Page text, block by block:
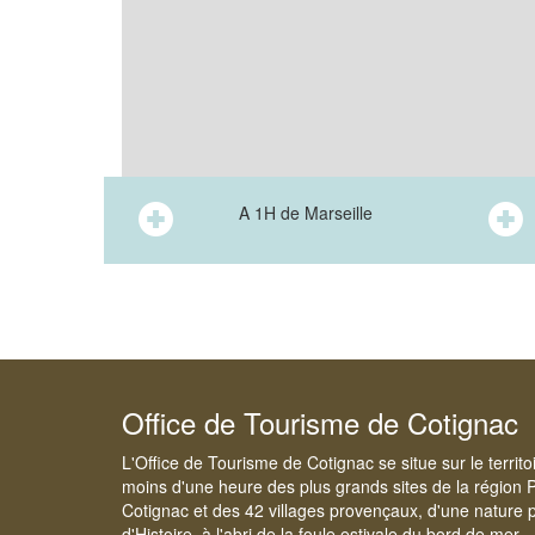
A 1H de Marseille
Office de Tourisme de Cotignac
L'Office de Tourisme de Cotignac se situe sur le
moins d'une heure des plus grands sites de la région
Cotignac et des 42 villages provençaux, d'une nature